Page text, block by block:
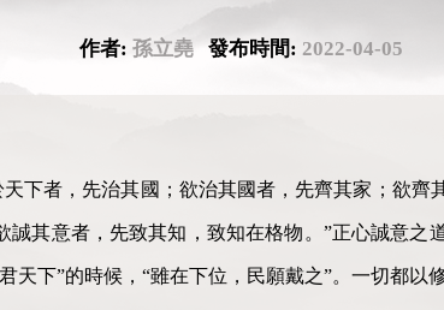
作者: 孫立堯發布時間: 2022-04-05
天下者，先治其國；欲治其國者，先齊其家；欲
誠其意者，先致其知，致知在格物。”正心誠意之
天下”的時候，“雖在下位，民願戴之”。一切都以